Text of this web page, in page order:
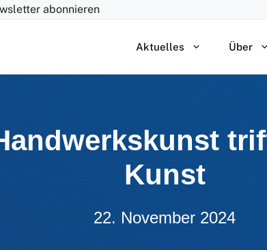
abonnieren
Aktuelles Über
Kunst
22. November 2024